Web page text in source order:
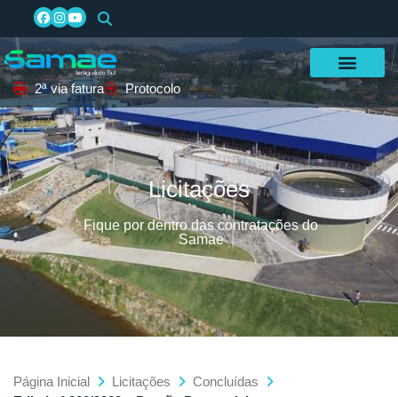
2ª via fatura Protocolo
Licitações
Fique por dentro das contratações do
Samae
Página Inicial Licitações
Concluídas